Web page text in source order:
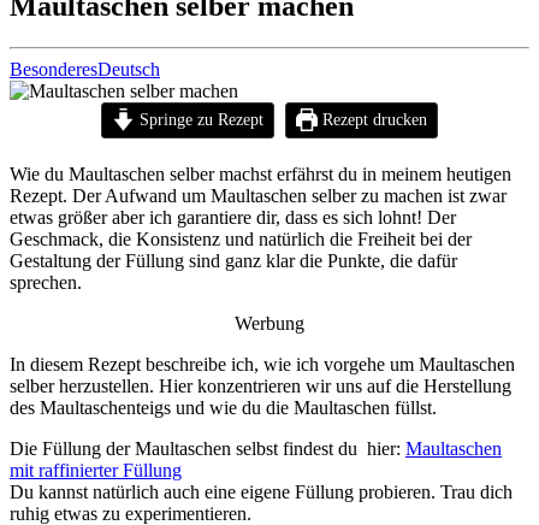
BesonderesDeutsch
Springe zu Rezept Rezept drucken
Wie du Maultaschen selber machst erfährst du in meinem heutigen
Rezept. Der Aufwand um Maultaschen selber zu machen ist zwar
etwas größer aber ich garantiere dir, dass es sich lohnt! Der
Geschmack, die Konsistenz und natürlich die Freiheit bei der
Gestaltung der Füllung sind ganz klar die Punkte, die dafür
sprechen.
Werbung
In diesem Rezept beschreibe ich, wie ich vorgehe um Maultaschen
selber herzustellen. Hier konzentrieren wir uns auf die Herstellung
des Maultaschenteigs und wie du die Maultaschen füllst.
Die Füllung der Maultaschen selbst findest du hier: Maultaschen
mit raffinierter Füllung
Du kannst natürlich auch eine eigene Füllung probieren. Trau dich
ruhig etwas zu experimentieren.